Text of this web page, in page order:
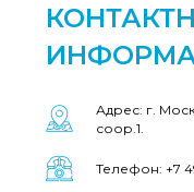
Адрес: г.
соор.1.
Телефон: +7